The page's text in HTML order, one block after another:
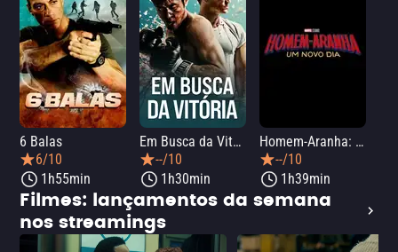
6 Balas
6/10
1h55min
Em Busca da Vitória
--/10
1h30min
Homem-Aranha: Um Novo Dia
--/10
1h39min
Filmes: lançamentos da semana
nos streamings